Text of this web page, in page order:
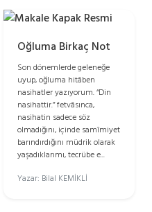
Oğluma Birkaç Not
Son dönemlerde geleneğe
uyup, oğluma hitâben
nasihatler yazıyorum. “Din
nasihattir.” fetvâsınca,
nasihatin sadece söz
olmadığını, içinde samîmiyet
barındırdığını müdrik olarak
yaşadıklarımı, tecrübe e...
Yazar: Bilal KEMİKLİ